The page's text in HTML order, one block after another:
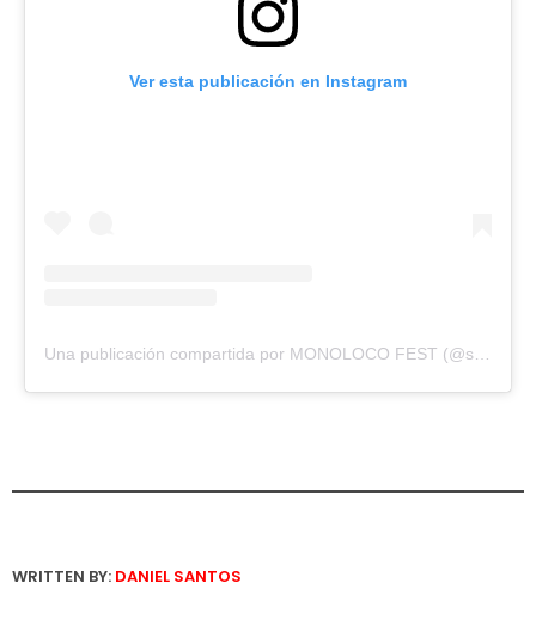
Ver esta publicación en Instagram
WRITTEN BY: DANIEL SANTOS